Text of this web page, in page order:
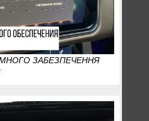
ЗАБЕЗПЕЧЕННЯ